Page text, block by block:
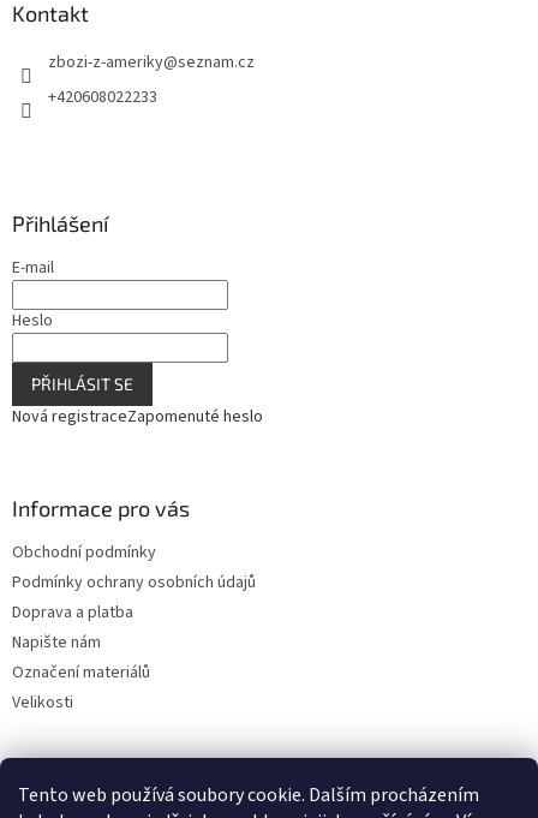
Tento web používá soubory cookie. Dalším procházením
Kontakt
zbozi-z-ameriky@seznam.cz
+420608022233
Přihlášení
E-mail
Heslo
PŘIHLÁSIT SE
Nová registraceZapomenuté heslo
Informace pro vás
Obchodní podmínky
Podmínky ochrany osobních údajů
Doprava a platba
Napište nám
Označení materiálů
Velikosti